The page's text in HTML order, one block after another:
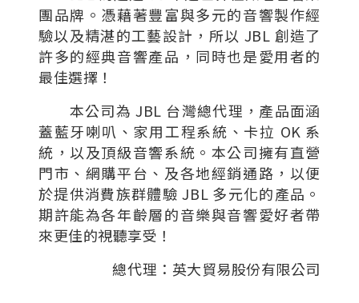
團品牌。憑藉著豐富與多元的音響製作經
驗以及精湛的工藝設計，所以 JBL 創造了
許多的經典音響產品，同時也是愛用者的
最佳選擇！
本公司為 JBL 台灣總代理，產品面涵
蓋藍牙喇叭、家用工程系統、卡拉 OK 系
統，以及頂級音響系統。本公司擁有直營
門市、網購平台、及各地經銷通路，以便
於提供消費族群體驗 JBL 多元化的產品。
期許能為各年齡層的音樂與音響愛好者帶
來更佳的視聽享受！
總代理：英大貿易股份有限公司